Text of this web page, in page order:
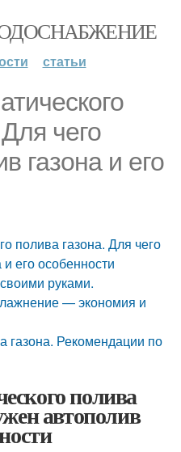
статьи
чего
газона и его
полива газона. Для чего
его особенности
руками.
— экономия и
газона. Рекомендации по
полива
автополив